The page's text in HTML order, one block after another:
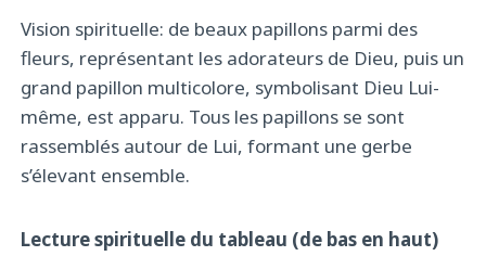
Vision spirituelle: de beaux papillons parmi des
fleurs, représentant les adorateurs de Dieu, puis un
grand papillon multicolore, symbolisant Dieu Lui-
même, est apparu. Tous les papillons se sont
rassemblés autour de Lui, formant une gerbe
s’élevant ensemble.
Lecture spirituelle du tableau (de bas en haut)